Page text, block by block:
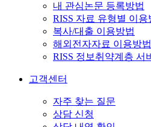
내 관심논문 등록방법
RISS 자료 유형별 이용
복사/대출 이용방법
해외전자자료 이용방법
RISS 정보취약계층 서
고객센터
자주 찾는 질문
상담 신청